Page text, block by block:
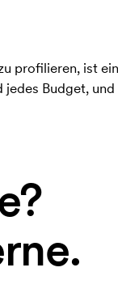
profilieren, ist
Budget,